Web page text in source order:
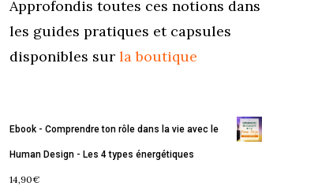
Approfondis toutes ces notions dans
les guides pratiques et capsules
disponibles surla boutique
Ebook - Comprendre ton rôle dans la vie avec le
Human Design - Les 4 types énergétiques
14,90€